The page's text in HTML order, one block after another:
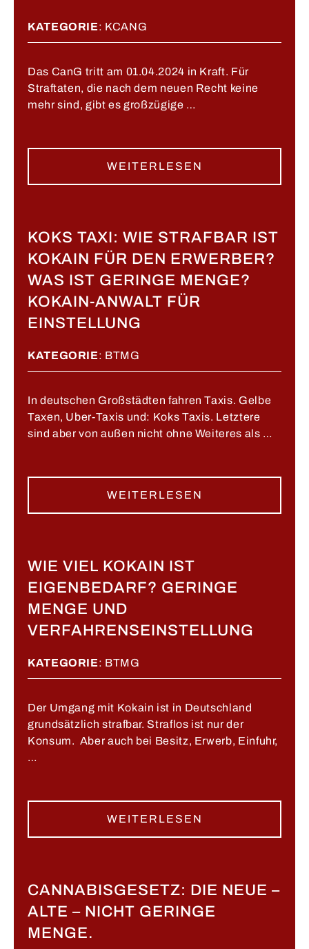
KATEGORIE: KCANG
Das CanG tritt am 01.04.2024 in Kraft. Für
Straftaten, die nach dem neuen Recht keine
mehr sind, gibt es großzügige …
WEITERLESEN
KOKS TAXI: WIE STRAFBAR IST
KOKAIN FÜR DEN ERWERBER?
WAS IST GERINGE MENGE?
KOKAIN-ANWALT FÜR
EINSTELLUNG
KATEGORIE: BTMG
In deutschen Großstädten fahren Taxis. Gelbe
Taxen, Uber-Taxis und: Koks Taxis. Letztere
sind aber von außen nicht ohne Weiteres als …
WEITERLESEN
WIE VIEL KOKAIN IST
EIGENBEDARF? GERINGE
MENGE UND
VERFAHRENSEINSTELLUNG
KATEGORIE: BTMG
Der Umgang mit Kokain ist in Deutschland
grundsätzlich strafbar. Straflos ist nur der
Konsum. Aber auch bei Besitz, Erwerb, Einfuhr,
…
WEITERLESEN
CANNABISGESETZ: DIE NEUE –
ALTE – NICHT GERINGE
MENGE.